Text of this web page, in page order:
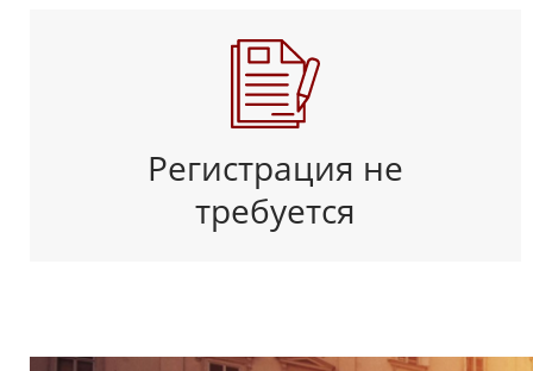
Регистрация не
требуется